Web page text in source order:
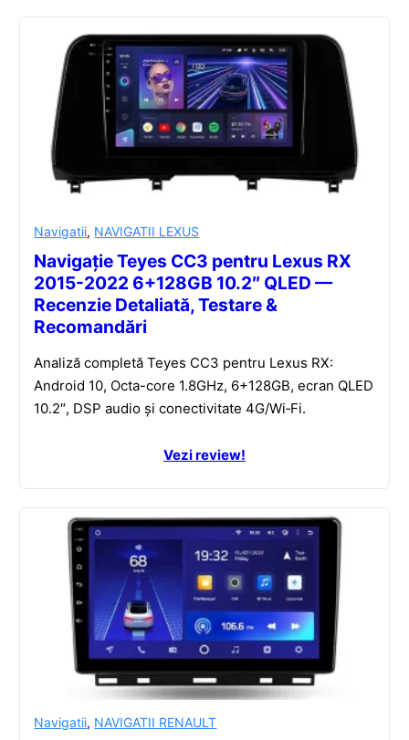
Navigatii, NAVIGATII LEXUS
Navigație Teyes CC3 pentru Lexus RX
2015-2022 6+128GB 10.2″ QLED —
Recenzie Detaliată, Testare &
Recomandări
Analiză completă Teyes CC3 pentru Lexus RX:
Android 10, Octa-core 1.8GHz, 6+128GB, ecran QLED
10.2″, DSP audio și conectivitate 4G/Wi‑Fi.
Vezi review!
Navigatii, NAVIGATII RENAULT